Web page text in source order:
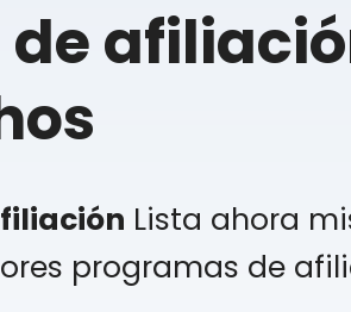
Lista ahora
programas de